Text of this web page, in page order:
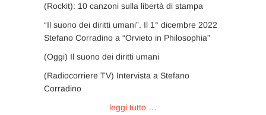
(Rockit): 10 canzoni sulla libertà di stampa
“Il suono dei diritti umani”. Il 1° dicembre 2022
Stefano Corradino a “Orvieto in Philosophia”
(Oggi) Il suono dei diritti umani
(Radiocorriere TV) Intervista a Stefano
Corradino
leggi tutto …